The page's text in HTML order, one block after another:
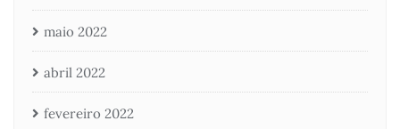
maio 2022
abril 2022
fevereiro 2022